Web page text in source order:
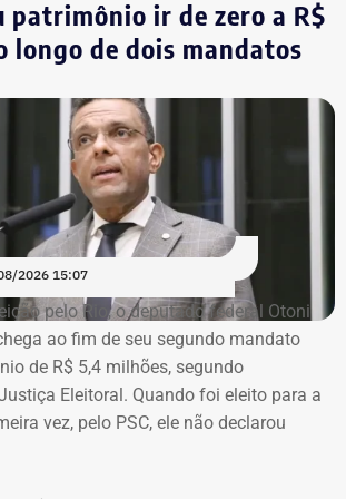
ocupava a vice-presidência da
de Agricultura; integrava a Academia
e era membro do Instituto Brasileiro
Getulio Vargas (FGV).
emitiu nota de pesar
em exercício do Rio, Ricardo Couto,
aos familiares e amigos do
dos grandes nomes da economia e da
públicas voltadas ao
Bruno Ryff deixa um legado construído
e ao fortalecimento do ambiente de
patrimônio ir de zero a R$
longo de dois mandatos
2026 15:07
pelo Rio, o deputado federal Otoni
ao fim de seu segundo mandato
de R$ 5,4 milhões, segundo
Eleitoral. Quando foi eleito para a
vez, pelo PSC, ele não declarou